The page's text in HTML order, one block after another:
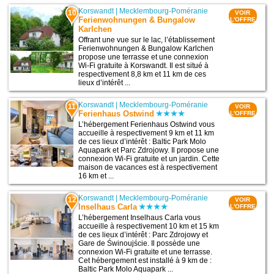
10 Korswandt| Mecklembourg-Poméranie
Ferienwohnungen & Bungalow
Karlchen
Offrant une vue sur le lac, l’établissement
Ferienwohnungen & Bungalow Karlchen
propose une terrasse et une connexion
Wi-Fi gratuite à Korswandt. Il est situé à
respectivement 8,8 km et 11 km de ces
lieux d’intérêt ...
VOIR
L'OFFRE
11 Korswandt| Mecklembourg-Poméranie
Ferienhaus Ostwind
L’hébergement Ferienhaus Ostwind vous
accueille à respectivement 9 km et 11 km
de ces lieux d’intérêt : Baltic Park Molo
Aquapark et Parc Zdrojowy. Il propose une
connexion Wi-Fi gratuite et un jardin. Cette
maison de vacances est à respectivement
16 km et ...
VOIR
L'OFFRE
12 Korswandt| Mecklembourg-Poméranie
Inselhaus Carla
L’hébergement Inselhaus Carla vous
accueille à respectivement 10 km et 15 km
de ces lieux d’intérêt : Parc Zdrojowy et
Gare de Świnoujście. Il possède une
connexion Wi-Fi gratuite et une terrasse.
Cet hébergement est installé à 9 km de :
Baltic Park Molo Aquapark ...
VOIR
L'OFFRE